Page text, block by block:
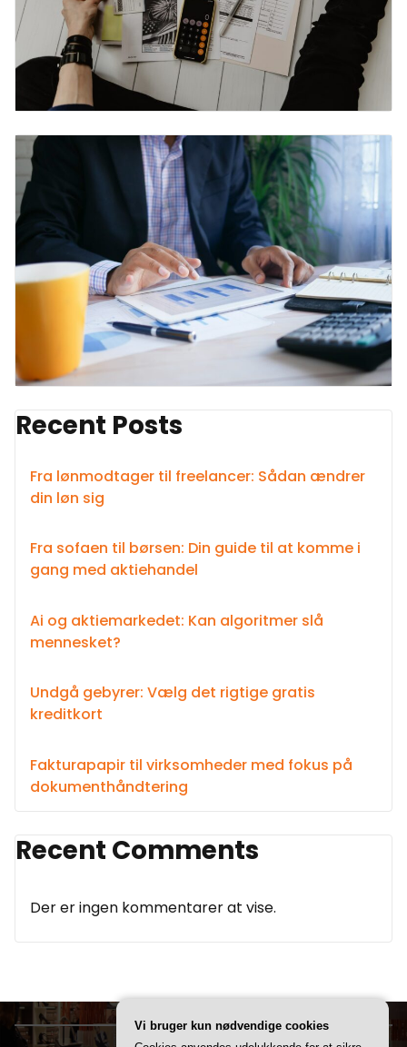
Recent Posts
Fra lønmodtager til freelancer: Sådan ændrer
din løn sig
Fra sofaen til børsen: Din guide til at komme i
gang med aktiehandel
Ai og aktiemarkedet: Kan algoritmer slå
mennesket?
Undgå gebyrer: Vælg det rigtige gratis
kreditkort
Fakturapapir til virksomheder med fokus på
dokumenthåndtering
Recent Comments
Der er ingen kommentarer at vise.
Vi bruger kun nødvendige cookies